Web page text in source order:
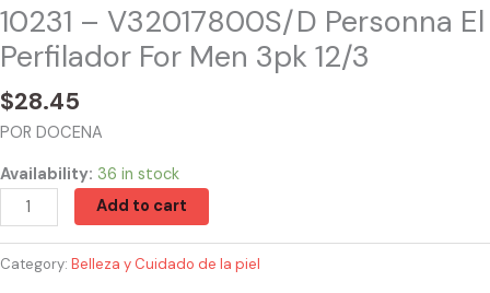
10231 – V32017800S/D Personna El
Perfilador For Men 3pk 12/3
$28.45
POR DOCENA
Availability: 36 in stock
Add to cart
Category: Belleza y Cuidado de la piel